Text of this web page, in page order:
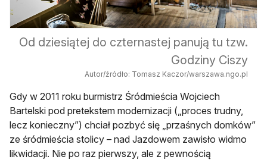
Od dziesiątej do czternastej panują tu tzw.
Godziny Ciszy
Autor/źródło: Tomasz Kaczor/warszawa.ngo.pl
Gdy w 2011 roku burmistrz Śródmieścia Wojciech
Bartelski pod pretekstem modernizacji („proces trudny,
lecz konieczny”) chciał pozbyć się „przaśnych domków”
ze śródmieścia stolicy – nad Jazdowem zawisło widmo
likwidacji. Nie po raz pierwszy, ale z pewnością